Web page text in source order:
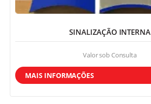
SINALIZAÇÃO INTERNA
Valor sob Consulta
MAIS INFORMAÇÕES